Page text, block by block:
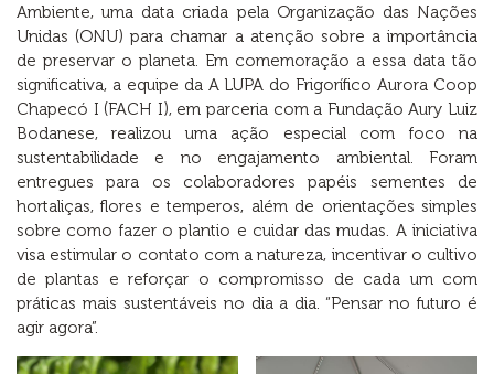
Ambiente, uma data criada pela Organização das Nações
Unidas (ONU) para chamar a atenção sobre a importância
de preservar o planeta. Em comemoração a essa data tão
significativa, a equipe da A LUPA do Frigorífico Aurora Coop
Chapecó I (FACH I), em parceria com a Fundação Aury Luiz
Bodanese, realizou uma ação especial com foco na
sustentabilidade e no engajamento ambiental. Foram
entregues para os colaboradores papéis sementes de
hortaliças, flores e temperos, além de orientações simples
sobre como fazer o plantio e cuidar das mudas. A iniciativa
visa estimular o contato com a natureza, incentivar o cultivo
de plantas e reforçar o compromisso de cada um com
práticas mais sustentáveis no dia a dia. “Pensar no futuro é
agir agora”.